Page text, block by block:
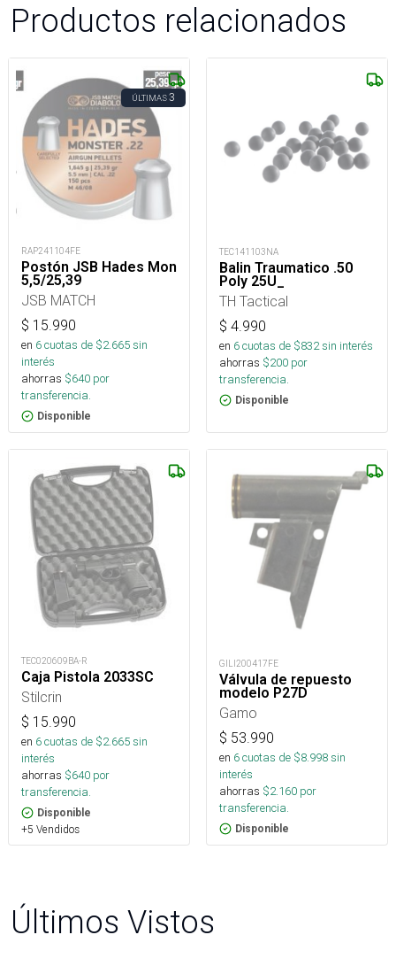
Productos relacionados
ÚLTIMAS3
RAP241104FE
Postón JSB Hades Mon
5,5/25,39
JSB MATCH
$ 15.990
en 6cuotas de $2.665sin
interés
ahorras $640 por
transferencia.
Disponible
TEC141103NA
Balin Traumatico .50
Poly 25U_
TH Tactical
$ 4.990
en 6cuotas de $832sin interés
ahorras $200 por
transferencia.
Disponible
TEC020609BA-R
Caja Pistola 2033SC
Stilcrin
$ 15.990
en 6cuotas de $2.665sin
interés
ahorras $640 por
transferencia.
Disponible
+5 Vendidos
GILI200417FE
Válvula de repuesto
modelo P27D
Gamo
$ 53.990
en 6cuotas de $8.998sin
interés
ahorras $2.160 por
transferencia.
Disponible
Últimos Vistos